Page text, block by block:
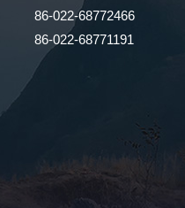
86-022-68772466
86-022-68771191